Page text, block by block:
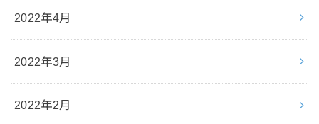
2022年4月
2022年3月
2022年2月